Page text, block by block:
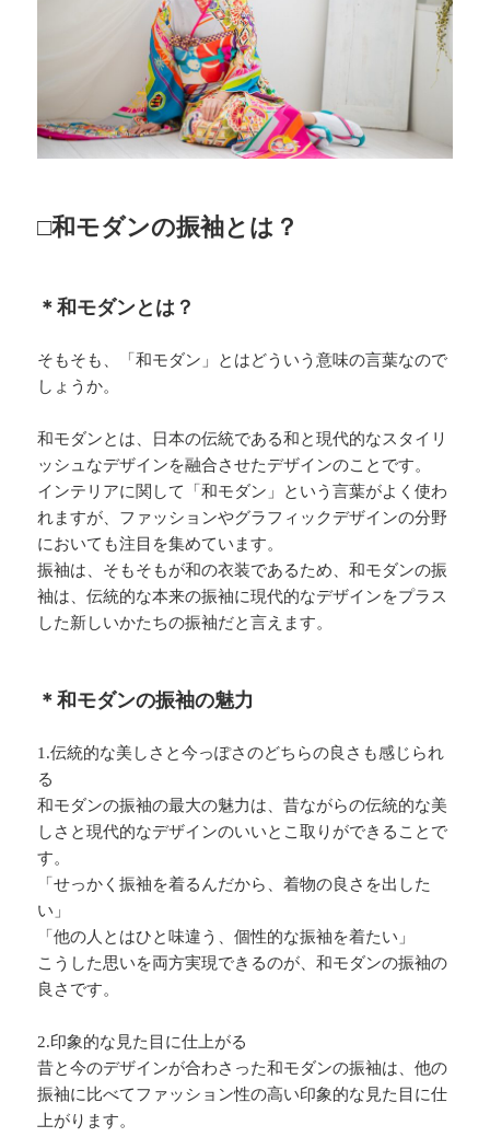
□和モダンの振袖とは？
＊和モダンとは？
そもそも、「和モダン」とはどういう意味の言葉なので
しょうか。
和モダンとは、日本の伝統である和と現代的なスタイリ
ッシュなデザインを融合させたデザインのことです。
インテリアに関して「和モダン」という言葉がよく使わ
れますが、ファッションやグラフィックデザインの分野
においても注目を集めています。
振袖は、そもそもが和の衣装であるため、和モダンの振
袖は、伝統的な本来の振袖に現代的なデザインをプラス
した新しいかたちの振袖だと言えます。
＊和モダンの振袖の魅力
1.伝統的な美しさと今っぽさのどちらの良さも感じられ
る
和モダンの振袖の最大の魅力は、昔ながらの伝統的な美
しさと現代的なデザインのいいとこ取りができることで
す。
「せっかく振袖を着るんだから、着物の良さを出した
い」
「他の人とはひと味違う、個性的な振袖を着たい」
こうした思いを両方実現できるのが、和モダンの振袖の
良さです。
2.印象的な見た目に仕上がる
昔と今のデザインが合わさった和モダンの振袖は、他の
振袖に比べてファッション性の高い印象的な見た目に仕
上がります。